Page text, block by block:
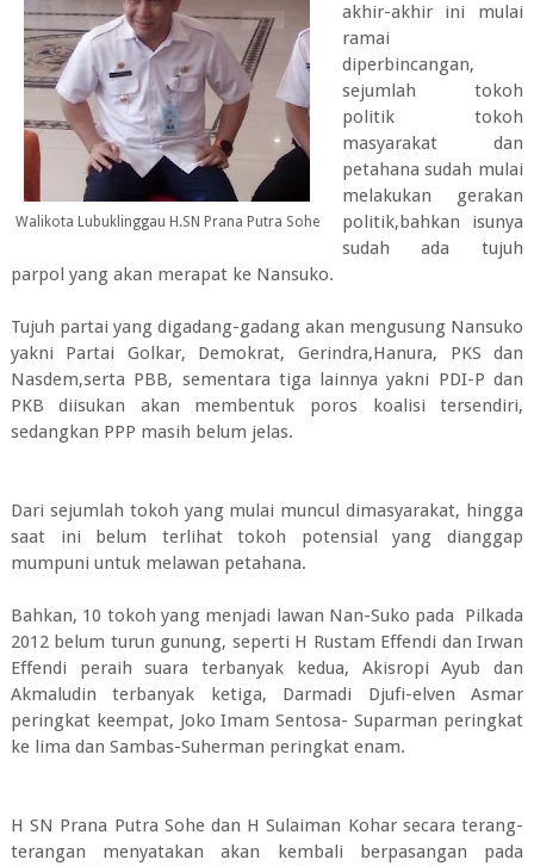
Walikota Lubuklinggau H.SN Prana Putra Sohe
akhir-akhir ini mulai
ramai
diperbincangan,
sejumlah tokoh
politik tokoh
masyarakat dan
petahana sudah mulai
melakukan gerakan
politik,bahkan isunya
sudah ada tujuh
parpol yang akan merapat ke Nansuko.
Tujuh partai yang digadang-gadang akan mengusung Nansuko
yakni Partai Golkar, Demokrat, Gerindra,Hanura, PKS dan
Nasdem,serta PBB, sementara tiga lainnya yakni PDI-P dan
PKB diisukan akan membentuk poros koalisi tersendiri,
sedangkan PPP masih belum jelas.
Dari sejumlah tokoh yang mulai muncul dimasyarakat, hingga
saat ini belum terlihat tokoh potensial yang dianggap
mumpuni untuk melawan petahana.
Bahkan, 10 tokoh yang menjadi lawan Nan-Suko pada Pilkada
2012 belum turun gunung, seperti H Rustam Effendi dan Irwan
Effendi peraih suara terbanyak kedua, Akisropi Ayub dan
Akmaludin terbanyak ketiga, Darmadi Djufi-elven Asmar
peringkat keempat, Joko Imam Sentosa- Suparman peringkat
ke lima dan Sambas-Suherman peringkat enam.
H SN Prana Putra Sohe dan H Sulaiman Kohar secara terang-
terangan menyatakan akan kembali berpasangan pada